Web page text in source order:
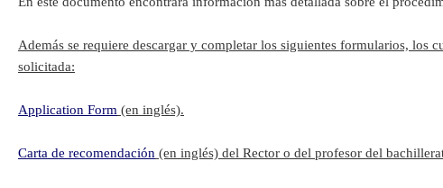
Además se requiere descargar y completar los siguientes formularios, los
solicitada:
Application Form (en inglés).
Carta de recomendación (en inglés) del Rector o del profesor del